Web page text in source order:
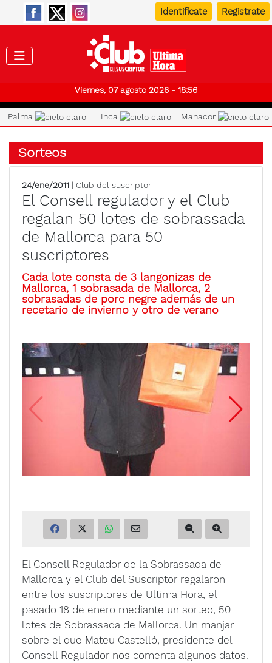
Identifícate Registrate
Viernes, 07 agosto 2026 - 18:56
Palma Inca Manacor
Sorteos
24/ene/2011 | Club del suscriptor
El Consell regulador y el Club
regalan 50 lotes de sobrassada
de Mallorca para 50
suscriptores
Cada lote consta de 3 langonizas de
Mallorca, 1 sobrasada de Mallorca, 2
sobrasadas de porc negre además de un
recetario de invierno y otro de verano
El Consell Regulador de la Sobrassada de
Mallorca y el Club del Suscriptor regalaron
entre los suscriptores de Ultima Hora, el
pasado 18 de enero mediante un sorteo, 50
lotes de Sobrassada de Mallorca. Un manjar
sobre el que Mateu Castelló, presidente del
Consell Regulador nos comenta algunos datos.